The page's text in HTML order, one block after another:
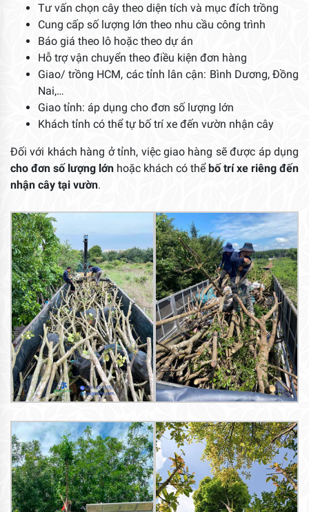
Tư vấn chọn cây theo diện tích và mục đích trồng
Cung cấp số lượng lớn theo nhu cầu công trình
Báo giá theo lô hoặc theo dự án
Hỗ trợ vận chuyển theo điều kiện đơn hàng
Giao/ trồng HCM, các tỉnh lân cận: Bình Dương, Đồng
Nai,…
Giao tỉnh: áp dụng cho đơn số lượng lớn
Khách tỉnh có thể tự bố trí xe đến vườn nhận cây
Đối với khách hàng ở tỉnh, việc giao hàng sẽ được áp dụng
cho đơn số lượng lớn hoặc khách có thểbố trí xe riêng đến
nhận cây tại vườn.